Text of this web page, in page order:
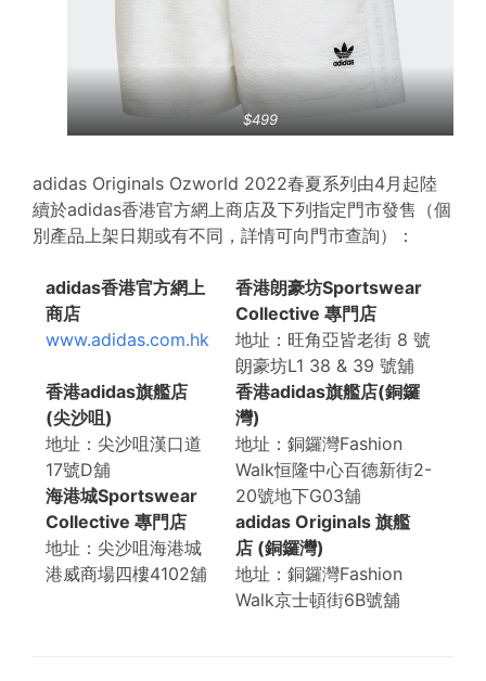
$499
adidas Originals Ozworld 2022春夏系列由4月起陸
續於adidas香港官方網上商店及下列指定門市發售（個
別產品上架日期或有不同，詳情可向門市查詢）：
adidas香港官方網上
商店
www.adidas.com.hk
香港adidas旗艦店
(尖沙咀)
地址：尖沙咀漢口道
17號D舖
海港城Sportswear
Collective 專門店
地址：尖沙咀海港城
港威商場四樓4102舖
香港朗豪坊Sportswear
Collective 專門店
地址：旺角亞皆老街 8 號
朗豪坊L1 38 & 39 號舖
香港adidas旗艦店(銅鑼
灣)
地址：銅鑼灣Fashion
Walk恒隆中心百德新街2-
20號地下G03舖
adidas Originals 旗艦
店 (銅鑼灣)
地址：銅鑼灣Fashion
Walk京士頓街6B號舖